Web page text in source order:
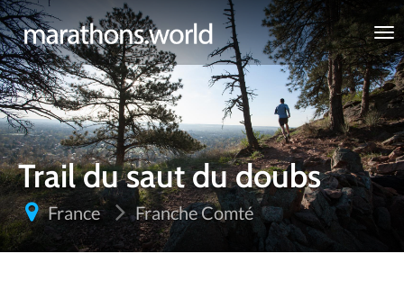
marathons.world
Trail du saut du doubs
France Franche Comté